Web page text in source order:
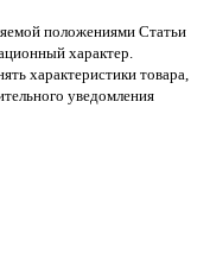
положениями Статьи
характер.
характеристики товара,
уведомления